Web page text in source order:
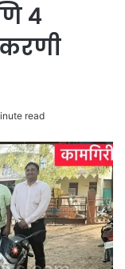
४
read